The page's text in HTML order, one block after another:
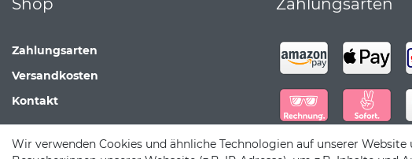
Shop
Zahlungsarten
Versandkosten
Kontakt
Zahlungsarten
Wir verwenden Cookies und ähnliche Technologien auf unserer